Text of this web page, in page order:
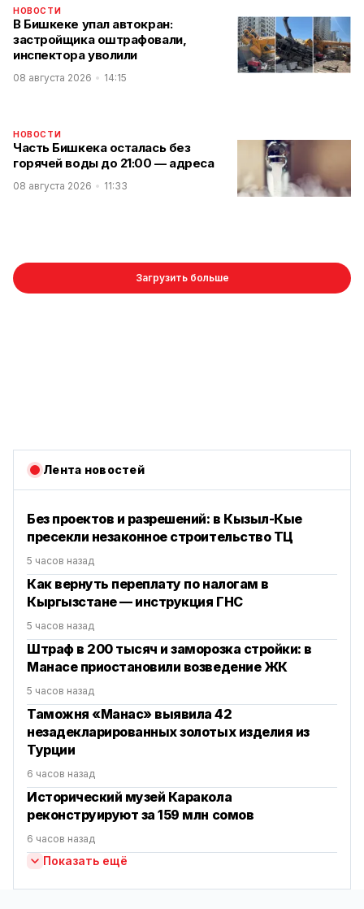
НОВОСТИ
В Бишкеке упал автокран:
застройщика оштрафовали,
инспектора уволили
08 августа 2026 14:15
НОВОСТИ
Часть Бишкека осталась без
горячей воды до 21:00 — адреса
08 августа 2026 11:33
Загрузить больше
Лента новостей
Без проектов и разрешений: в Кызыл-Кые
пресекли незаконное строительство ТЦ
5 часов назад
Как вернуть переплату по налогам в
Кыргызстане — инструкция ГНС
5 часов назад
Штраф в 200 тысяч и заморозка стройки: в
Манасе приостановили возведение ЖК
5 часов назад
Таможня «Манас» выявила 42
незадекларированных золотых изделия из
Турции
6 часов назад
Исторический музей Каракола
реконструируют за 159 млн сомов
6 часов назад
Показать ещё